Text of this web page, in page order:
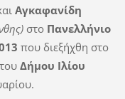
Αγκαφανίδη
στοΠανελλήνιο
που διεξήχθη στο
Δήμου Ιλίου